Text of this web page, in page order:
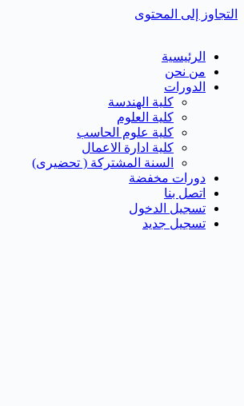
التجاوز إلى المحتوى
الرئيسية
من نحن
الدورات
كلية الهندسة
كلية العلوم
كلية علوم الحاسب
كلية ادارة الاعمال
السنة المشتركة ( تحضيرى)
دورات مخفضة
اتصل بنا
تسجيل الدخول
تسجيل جديد